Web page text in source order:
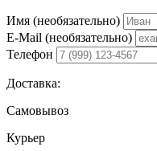
Имя (необязательно)
E-Mail (необязательно)
Телефон
Доставка:
Самовывоз
Курьер